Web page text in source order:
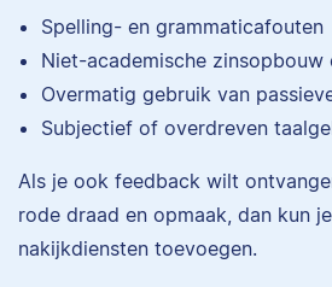
Spelling- en grammaticafouten
Niet-academische zinsopbouw
Overmatig gebruik van
Subjectief of overdreven
Als je ook feedback wilt
rode draad en opmaak, dan kun
nakijkdiensten toevoegen.
Eva is journalist en
werkt als senior editor
bij Scribbr waar ze al
meer dan 2,5 miljoen